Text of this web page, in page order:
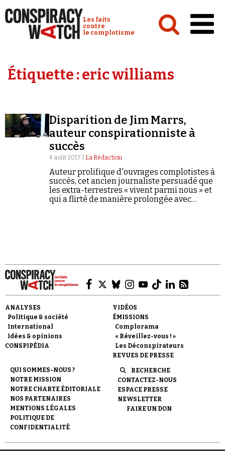
Conspiracy Watch :
Les faits
contre
le complotisme
Analyses
Vidéos
Émissions
Revues de presse
Faire un don
Demander à Vera
Étiquette :eric williams
Disparition de Jim Marrs,
auteur conspirationniste à
succès
4 août 2017 | La Rédaction
Auteur prolifique d'ouvrages complotistes à
succès, cet ancien journaliste persuadé que
les extra-terrestres « vivent parmi nous » et
qui a flirté de manière prolongée avec
ANALYSES
Politique & société
International
Idées & opinions
CONSPIPÉDIA
VIDÉOS
ÉMISSIONS
Complorama
« Réveillez-vous ! »
Les Déconspirateurs
REVUES DE PRESSE
QUI SOMMES-NOUS ?
NOTRE MISSION
NOTRE CHARTE ÉDITORIALE
NOS PARTENAIRES
MENTIONS LÉGALES
POLITIQUE DE
CONFIDENTIALITÉ
RECHERCHE
CONTACTEZ-NOUS
ESPACE PRESSE
NEWSLETTER
FAIRE UN DON